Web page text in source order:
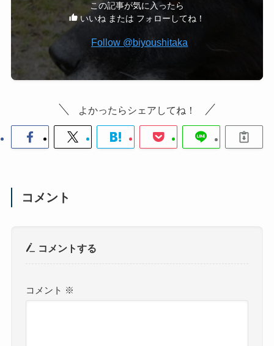
この記事が気に入ったら
いいね または フォローしてね！
Follow @biyoushitaka
よかったらシェアしてね！
コメント
コメントする
コメント ※